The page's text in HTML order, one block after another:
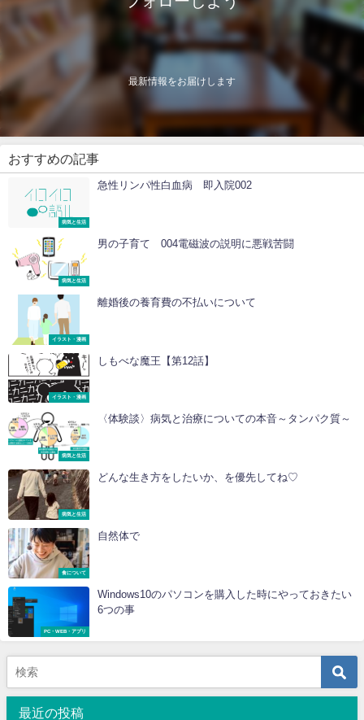
最新情報をお届けします
おすすめの記事
病気と生活
急性リンパ性白血病 即入院002
病気と生活
男の子育て 004電磁波の説明に悪戦苦闘
イラスト・漫画
離婚後の養育費の不払いについて
イラスト・漫画
しもべな魔王【第12話】
病気と生活
〈体験談〉病気と治療についての本音～タンパク質～
病気と生活
どんな生き方をしたいか、を優先してね♡
食について
自然体で
PC・WEB・アプリ
Windows10のパソコンを購入した時にやっておきたい
6つの事
最近の投稿